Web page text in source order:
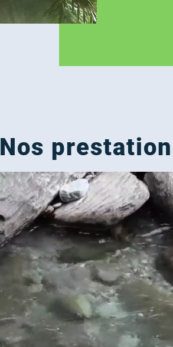
Nos